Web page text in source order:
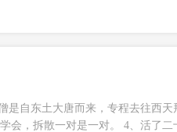
是自东土大唐而来，专程去往西天
会，拆散一对是一对。 4、活了二